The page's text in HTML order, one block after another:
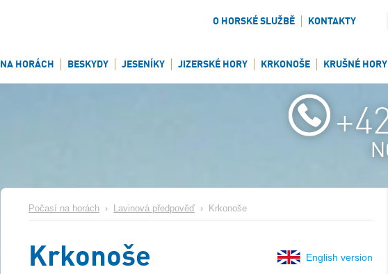
O HORSKÉ SLUŽBĚ KONTAKTY
NA HORÁCH BESKYDY JESENÍKY JIZERSKÉ HORY KRKONOŠE KRUŠNÉ HORY
Počasí na horách › Lavinová předpověď › Krkonoše
Krkonoše English version